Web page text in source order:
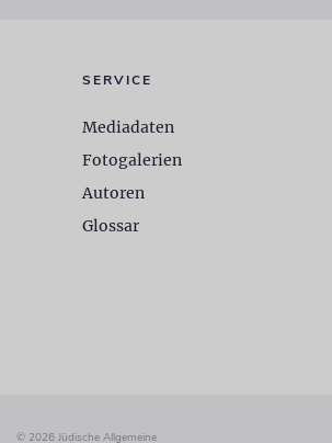
SERVICE
Mediadaten
Fotogalerien
Autoren
Glossar
© 2026 Jüdische Allgemeine